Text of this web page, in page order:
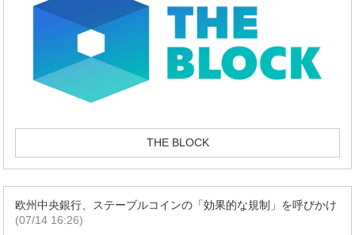
THE BLOCK
欧州中央銀行、ステーブルコインの「効果的な規制」を呼びかけ
(07/14 16:26)